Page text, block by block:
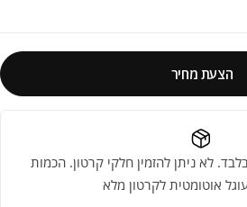
הצעת מחיר
לא ניתן להזמין חלקי קרטון. הכמות
אוטומטית לקרטון מלא